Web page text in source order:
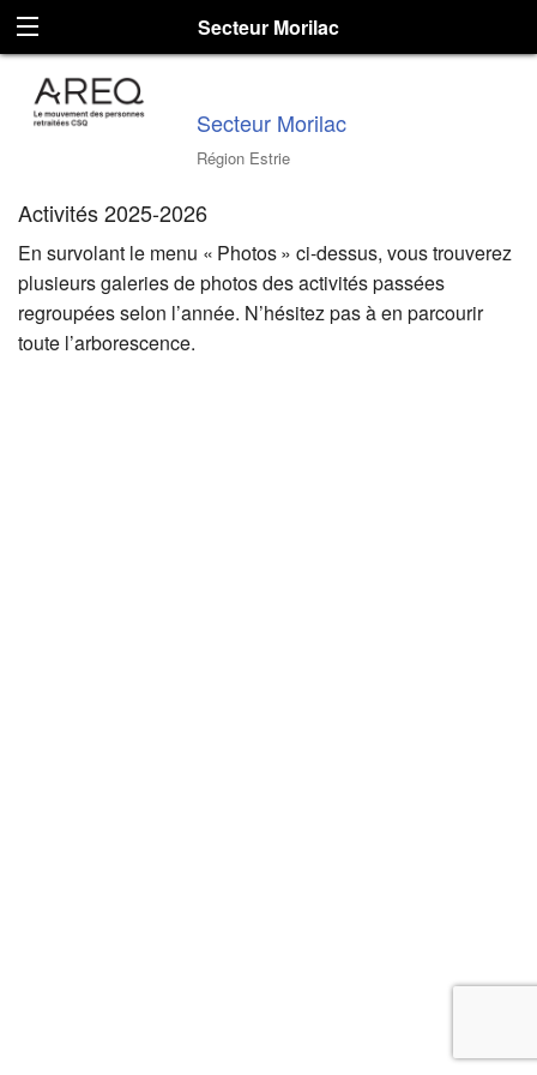
Secteur Morilac
Secteur Morilac
Région Estrie
Activités 2025-2026
En survolant le menu « Photos » ci-dessus, vous trouverez
plusieurs galeries de photos des activités passées
regroupées selon l’année. N’hésitez pas à en parcourir
toute l’arborescence.